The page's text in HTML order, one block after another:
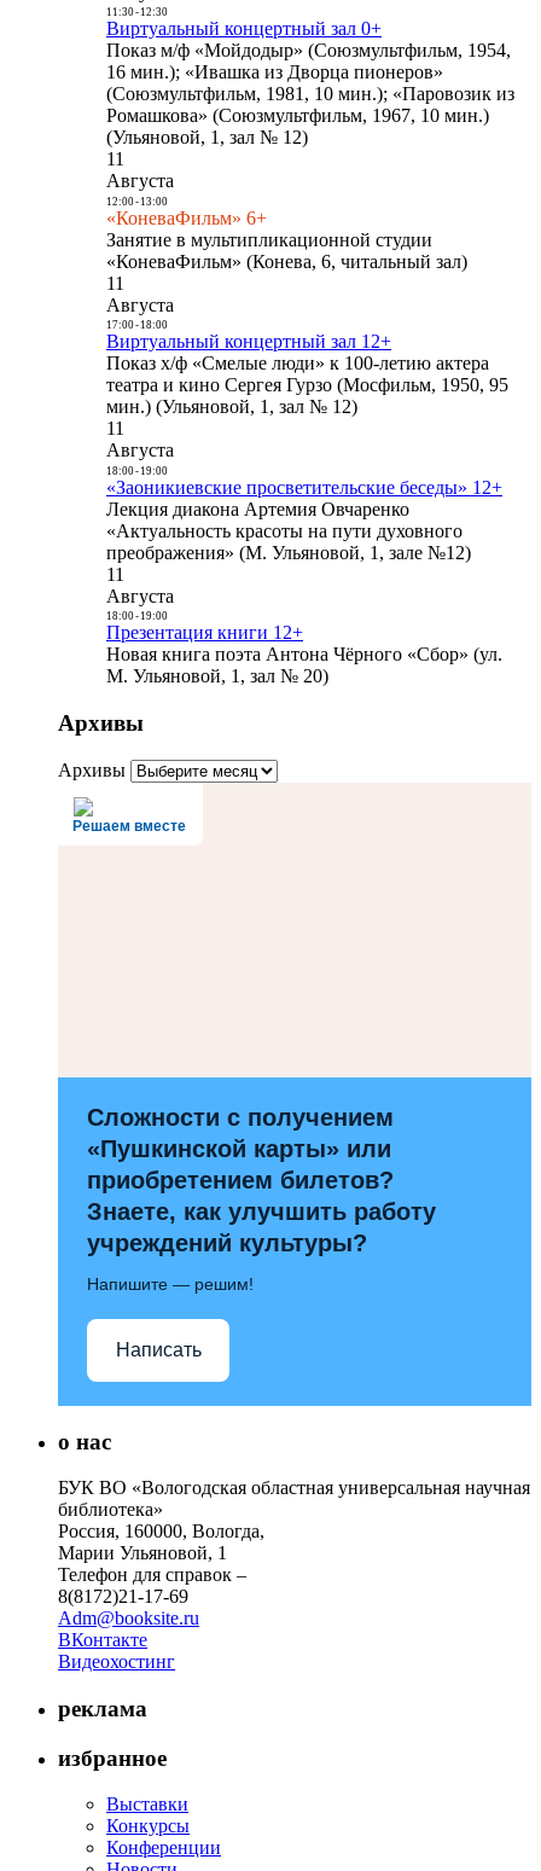
11:30- 12:30
Виртуальный концертный зал 0+
Показ м/ф «Мойдодыр» (Союзмультфильм, 1954,
16 мин.); «Ивашка из Дворца пионеров»
(Союзмультфильм, 1981, 10 мин.); «Паровозик из
Ромашкова» (Союзмультфильм, 1967, 10 мин.)
(Ульяновой, 1, зал № 12)
11
Августа
12:00- 13:00
«КоневаФильм» 6+
Занятие в мультипликационной студии
«КоневаФильм» (Конева, 6, читальный зал)
11
Августа
17:00- 18:00
Виртуальный концертный зал 12+
Показ х/ф «Смелые люди» к 100-летию актера
театра и кино Сергея Гурзо (Мосфильм, 1950, 95
мин.) (Ульяновой, 1, зал № 12)
11
Августа
18:00- 19:00
«Заоникиевские просветительские беседы» 12+
Лекция диакона Артемия Овчаренко
«Актуальность красоты на пути духовного
преображения» (М. Ульяновой, 1, зале №12)
11
Августа
18:00- 19:00
Презентация книги 12+
Новая книга поэта Антона Чёрного «Сбор» (ул.
М. Ульяновой, 1, зал № 20)
Архивы
Архивы
Решаем вместе
Сложности с получением
«Пушкинской карты» или
приобретением билетов?
Знаете, как улучшить работу
учреждений культуры?
Напишите — решим!
Написать
о нас
БУК ВО «Вологодская областная универсальная научная
библиотека»
Россия, 160000, Вологда,
Марии Ульяновой, 1
Телефон для справок –
8(8172)21-17-69
Adm@booksite.ru
ВКонтакте
Видеохостинг
реклама
избранное
Выставки
Конкурсы
Конференции